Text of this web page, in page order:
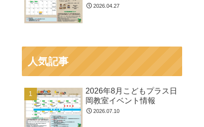
2026.04.27
人気記事
2026年8月こどもプラス日
岡教室イベント情報
2026.07.10